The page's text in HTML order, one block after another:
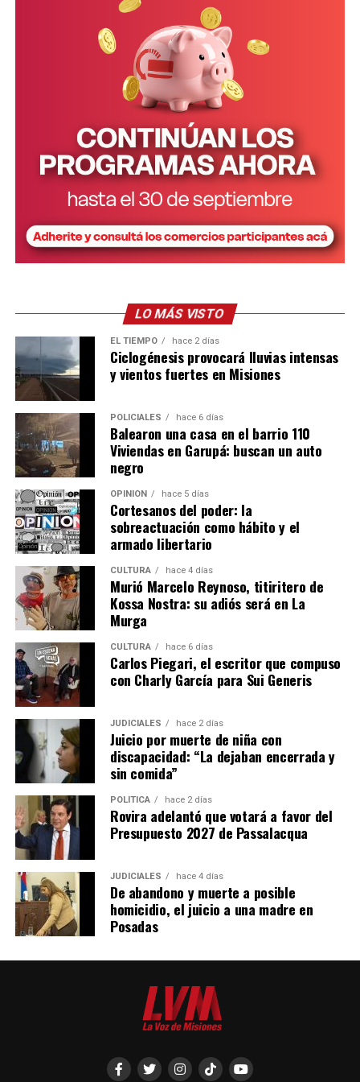
Corral junto a Passalacqua y Arrúa
caciques de otras comunidades mbya guaraní y un
Ver esta publicación en Instagram
Una publicación compartida por EMiPA (@emipaok)
LO MÁS VISTO
EL TIEMPO hace 2 días
Ciclogénesis provocará lluvias intensas
y vientos fuertes en Misiones
POLICIALES hace 6 días
Balearon una casa en el barrio 110
Viviendas en Garupá: buscan un auto
negro
OPINIÓN hace 5 días
Cortesanos del poder: la
sobreactuación como hábito y el
armado libertario
CULTURA hace 4 días
Murió Marcelo Reynoso, titiritero de
Kossa Nostra: su adiós será en La
Murga
CULTURA hace 6 días
Carlos Piegari, el escritor que compuso
con Charly García para Sui Generis
JUDICIALES hace 2 días
Juicio por muerte de niña con
discapacidad: “La dejaban encerrada y
sin comida”
POLÍTICA hace 2 días
Rovira adelantó que votará a favor del
Presupuesto 2027 de Passalacqua
JUDICIALES hace 4 días
De abandono y muerte a posible
homicidio, el juicio a una madre en
Posadas